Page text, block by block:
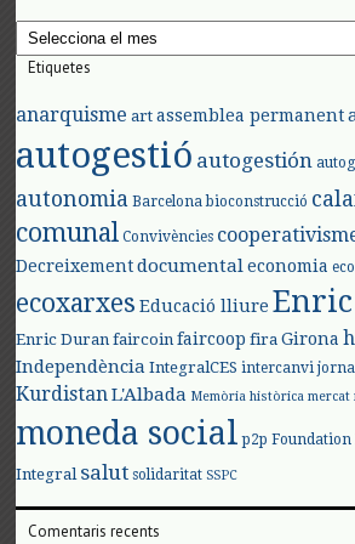
Arxius
Etiquetes
anarquisme art assemblea permanent
autogestió autogestión
autonomia Barcelona bioconstrucció
comunal Convivències
Decreixement documental economia
ecoxarxes Educació lliure
Enric Duran faircoin faircoop fira Girona
Independència IntegralCES intercanvi
KurdistanL'Albada Memòria històrica mercat
moneda social p2p Foundation
Integral salut solidaritat SSPC
Comentaris recents